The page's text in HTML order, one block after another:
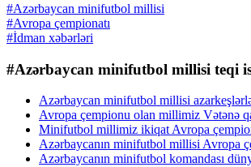
#Azərbaycan minifutbol millisi
#Avropa çempionatı
#İdman xəbərləri
#Azərbaycan minifutbol millisi teqi
Azərbaycan minifutbol millisi
Avropa çempionu olan millimiz Vətənə
Minifutbol millimiz ikiqat Avropa
Azərbaycanın minifutbol millisi Avropa
Azərbaycanın minifutbol komandası